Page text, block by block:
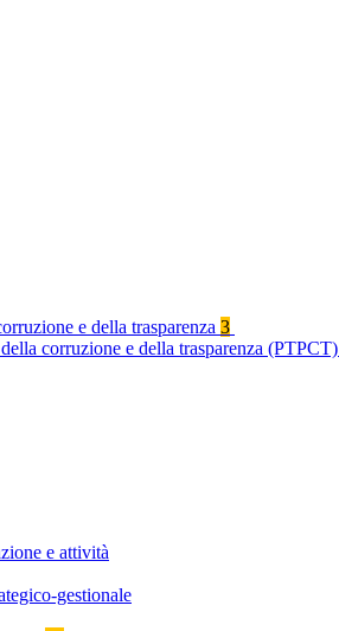
e della trasparenza 3
corruzione e della trasparenza (PTPCT)
e attività
gestionale